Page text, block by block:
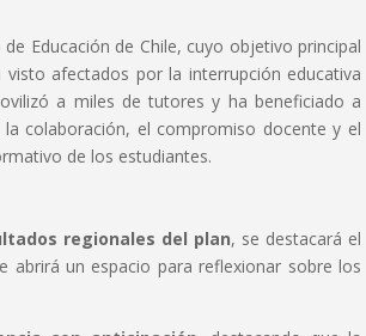
Educación de Chile, cuyo objetivo principal
afectados por la interrupción educativa
a miles de tutores y ha beneficiado a
colaboración, el compromiso docente y el
de los estudiantes.
regionales del plan, se destacará el
abrirá un espacio para reflexionar sobre los